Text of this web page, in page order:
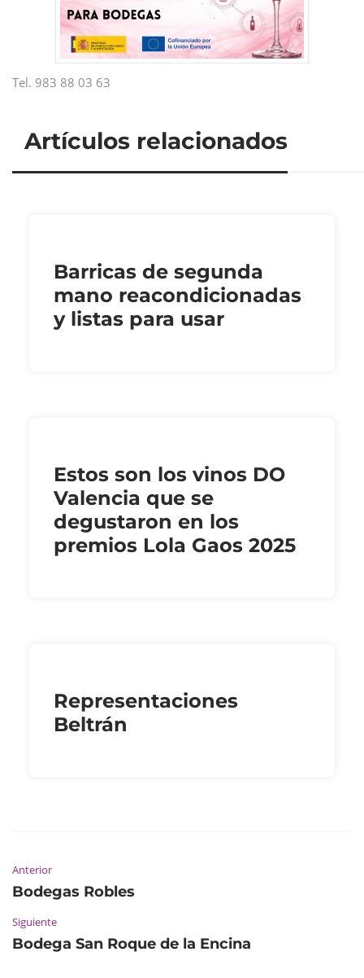
Tel. 983 88 03 63
Artículos relacionados
Barricas de segunda
mano reacondicionadas
y listas para usar
Estos son los vinos DO
Valencia que se
degustaron en los
premios Lola Gaos 2025
Representaciones
Beltrán
Anterior
Bodegas Robles
Siguiente
Bodega San Roque de la Encina